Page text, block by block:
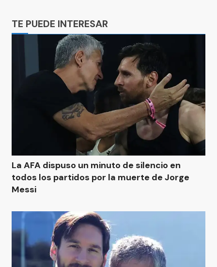
TE PUEDE INTERESAR
La AFA dispuso un minuto de silencio en
todos los partidos por la muerte de Jorge
Messi